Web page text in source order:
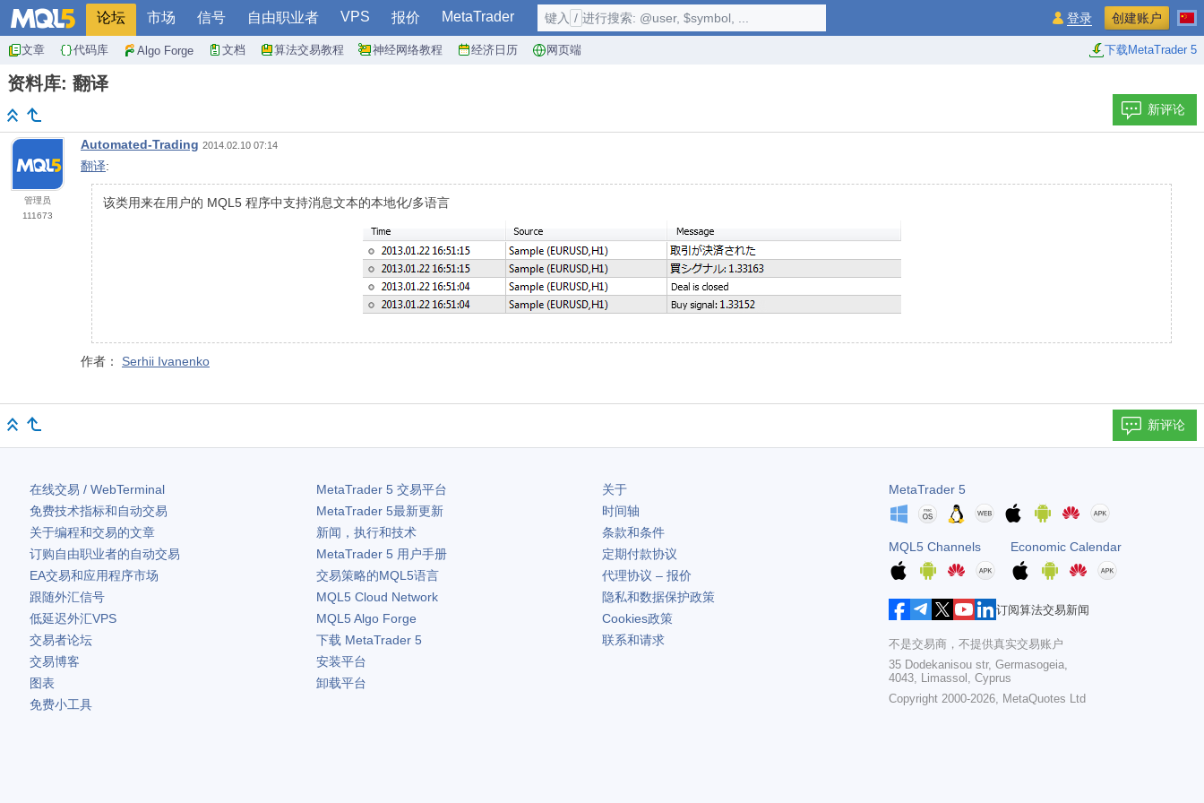
论坛 市场 信号 自由职业者 VPS 报价 MetaTrader
文章 代码库 Algo Forge 文档 算法交易教程 神经网络教程 经济日历 网页端 下载MetaTrader 5
键入 / 进行搜索: @user, $symbol, ... 登录 创建账户
资料库: 翻译
新评论
管理员
111673
Automated-Trading 2014.02.10 07:14
翻译:
该类用来在用户的 MQL5 程序中支持消息文本的本地化/多语言
作者： Serhii Ivanenko
新评论
在线交易 / WebTerminal
免费技术指标和自动交易
关于编程和交易的文章
订购自由职业者的自动交易
EA交易和应用程序市场
跟随外汇信号
低延迟外汇VPS
交易者论坛
交易博客
图表
免费小工具
MetaTrader 5交易平台
MetaTrader 5最新更新
新闻，执行和技术
MetaTrader 5用户手册
交易策略的MQL5语言
MQL5 Cloud Network
MQL5 Algo Forge
下载 MetaTrader 5
安装平台
卸载平台
关于
时间轴
条款和条件
定期付款协议
代理协议 – 报价
隐私和数据保护政策
Cookies政策
联系和请求
MetaTrader 5
MQL5 Channels Economic Calendar
订阅算法交易新闻
不是交易商，不提供真实交易账户
35 Dodekanisou str, Germasogeia,
4043, Limassol, Cyprus
Copyright 2000-2026, MetaQuotes Ltd